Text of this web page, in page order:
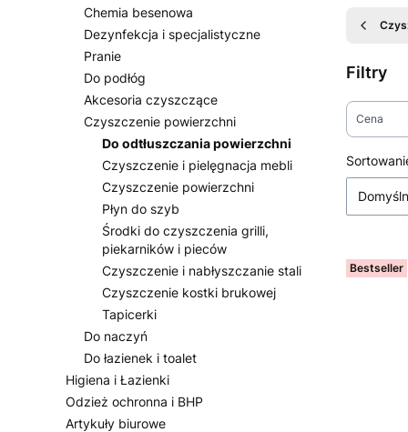
Chemia besenowa
Dezynfekcja i specjalistyczne
Pranie
Do podłóg
Akcesoria czyszczące
Czyszczenie powierzchni
Do odtłuszczania powierzchni
Czyszczenie i pielęgnacja mebli
Czyszczenie powierzchni
Płyn do szyb
Środki do czyszczenia grilli,
piekarników i pieców
Czyszczenie i nabłyszczanie stali
Czyszczenie kostki brukowej
Tapicerki
Do naczyń
Do łazienek i toalet
Higiena i Łazienki
Odzież ochronna i BHP
Artykuły biurowe
Filtry
Cena
Koniec
Lista
Bestseller